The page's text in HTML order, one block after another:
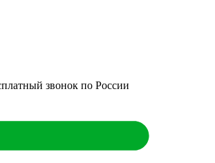
звонок по России